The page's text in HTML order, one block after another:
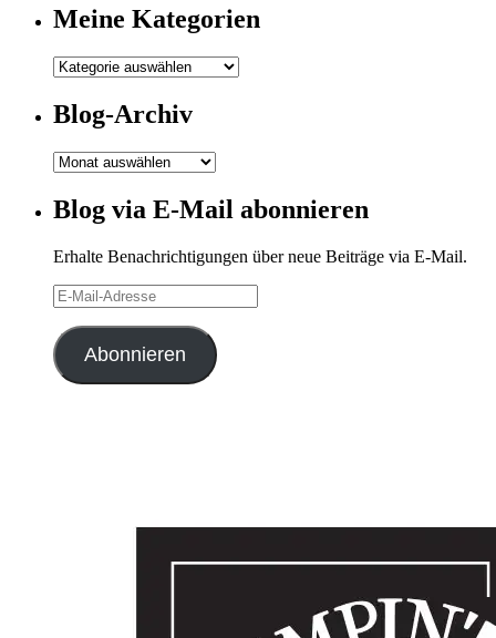
Meine Kategorien
Meine
Blog-Archiv
Blog-
Blog via E-Mail abonnieren
Erhalte Benachrichtigungen über neue Beiträge via E-Mail.
E-
Mail-
Adresse
Abonnieren